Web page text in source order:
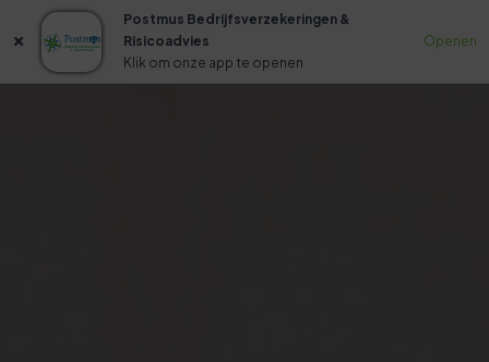
Postmus Bedrijfsverzekeringen &
Risicoadvies
Klik om onze app te openen
Openen